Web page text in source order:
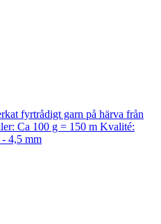
fyrtrådigt garn på härva från
Ca 100 g = 150 m Kvalité:
4,5 mm